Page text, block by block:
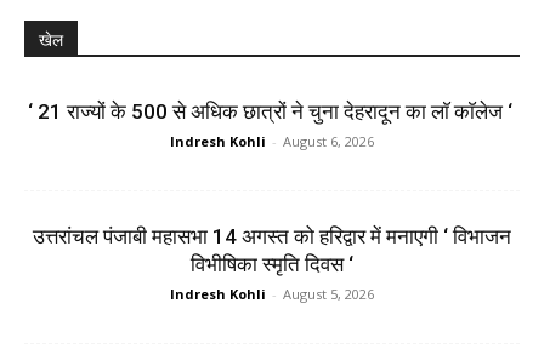
खेल
‘ 21 राज्यों के 500 से अधिक छात्रों ने चुना देहरादून का लाॅ काॅलेज ‘
Indresh Kohli - August 6, 2026
उत्तरांचल पंजाबी महासभा 14 अगस्त को हरिद्वार में मनाएगी ‘ विभाजन
विभीषिका स्मृति दिवस ‘
Indresh Kohli - August 5, 2026